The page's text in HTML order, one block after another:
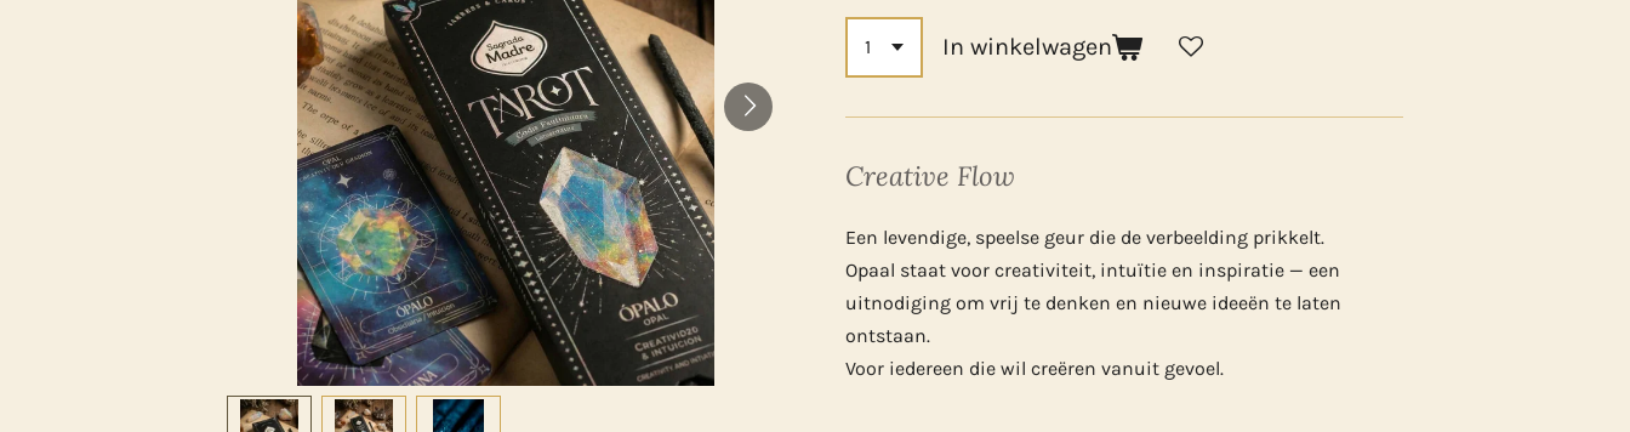
In winkelwagen
Creative Flow
Een levendige, speelse geur die de verbeelding prikkelt.
Opaal staat voor creativiteit, intuïtie en inspiratie — een
uitnodiging om vrij te denken en nieuwe ideeën te laten
ontstaan.
Voor iedereen die wil creëren vanuit gevoel.